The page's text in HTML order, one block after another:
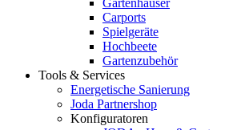
Gartenhäuser
Carports
Spielgeräte
Hochbeete
Gartenzubehör
Tools & Services
Energetische Sanierung
Joda Partnershop
Konfiguratoren